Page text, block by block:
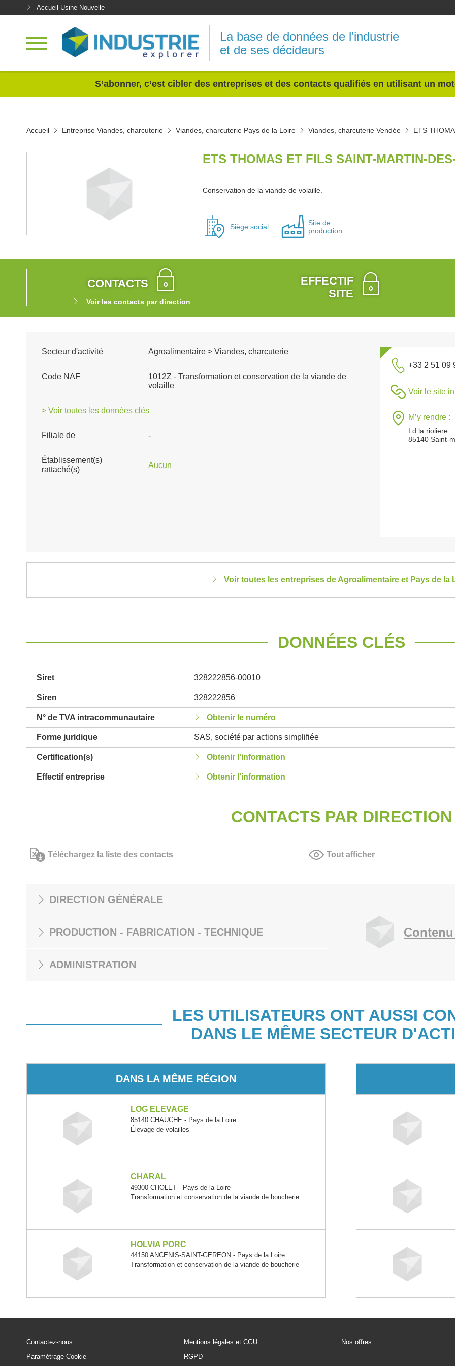
Accueil Usine Nouvelle
La base de données de l’industrie
et de ses décideurs
S’abonner, c’est cibler des entreprises et des contacts qualifiés en utilisant un
Accueil Entreprise Viandes, charcuterie Viandes, charcuterie Pays de la Loire Viandes, charcuterie Vendée ETS
ETS THOMAS ET FILS SAINT-MARTIN-
Conservation de la viande de volaille.
Siège social
Site de
production
CONTACTS
Voir les contacts par direction
EFFECTIF
SITE
Secteur d'activité Agroalimentaire > Viandes, charcuterie
Code NAF
1012Z - Transformation et conservation de la viande de
volaille
> Voir toutes les données clés
Filiale de -
Établissement(s)
rattaché(s)
Aucun
+33 2 51 09
Voir le site
M’y rendre :
Ld la rioliere
85140 Saint-
Voir toutes les entreprises de Agroalimentaire et Pays de la
DONNÉES CLÉS
Siret 328222856-00010
Siren 328222856
N° de TVA intracommunautaire Obtenir le numéro
Forme juridique SAS, société par actions simplifiée
Certification(s) Obtenir l'information
Effectif entreprise Obtenir l'information
CONTACTS PAR DIRECTION
Téléchargez la liste des contacts Tout afficher
DIRECTION GÉNÉRALE
PRODUCTION - FABRICATION - TECHNIQUE
ADMINISTRATION
LES UTILISATEURS ONT AUSSI
DANS LE MÊME SECTEUR
DANS LA MÊME RÉGION
LOG ELEVAGE
85140 CHAUCHE - Pays de la Loire
Élevage de volailles
CHARAL
49300 CHOLET - Pays de la Loire
Transformation et conservation de la viande de boucherie
HOLVIA PORC
44150 ANCENIS-SAINT-GEREON - Pays de la Loire
Transformation et conservation de la viande de boucherie
Contactez-nous
Paramétrage Cookie
Mentions légales et CGU
RGPD
Nos offres